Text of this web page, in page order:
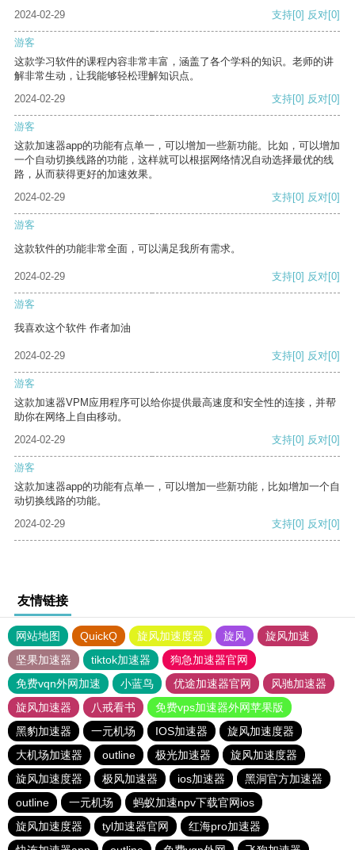
2024-02-29 支持[0] 反对[0]
游客
这款学习软件的课程内容非常丰富，涵盖了各个学科的知识。老师的讲
解非常生动，让我能够轻松理解知识点。
2024-02-29
支持[0] 反对[0]
游客
这款加速器app的功能有点单一，可以增加一些新功能。比如，可以增加
一个自动切换线路的功能，这样就可以根据网络情况自动选择最优的线
路，从而获得更好的加速效果。
2024-02-29
支持[0] 反对[0]
游客
这款软件的功能非常全面，可以满足我所有需求。
2024-02-29 支持[0] 反对[0]
游客
我喜欢这个软件 作者加油
2024-02-29 支持[0] 反对[0]
游客
这款加速器VPM应用程序可以给你提供最高速度和安全性的连接，并帮
助你在网络上自由移动。
2024-02-29
支持[0] 反对[0]
游客
这款加速器app的功能有点单一，可以增加一些新功能，比如增加一个自
动切换线路的功能。
2024-02-29
支持[0] 反对[0]
友情链接
网站地图 QuickQ 旋风加速度器 旋风
旋风加速
坚果加速器
tiktok加速器
狗急加速器官网
免费vqn外网加速
小蓝鸟 优途加速器官网
风驰加速器
旋风加速器
八戒看书
免费vps加速器外网苹果版
黑豹加速器
一元机场 IOS加速器
旋风加速度器
大机场加速器
outline 极光加速器
旋风加速度器
旋风加速度器
极风加速器 ios加速器
黑洞官方加速器
outline
一元机场
蚂蚁加速npv下载官网ios
旋风加速度器
tyl加速器官网
红海pro加速器